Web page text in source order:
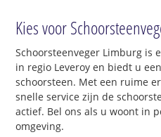
Kies voor
Schoorsteenveger Limburg is
in regio Leveroy en biedt u
schoorsteen. Met een ruime
snelle service zijn de
actief. Bel ons als u woont in
omgeving.